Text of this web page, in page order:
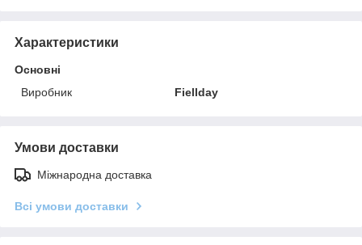
Характеристики
Основні
Виробник
Fiellday
Умови доставки
Міжнародна доставка
Всі умови доставки